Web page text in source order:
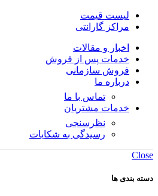
لیست قیمت
مراکز گارانتی
اخبار و مقالات
خدمات پس از فروش
فروش سازمانی
درباره ما
تماس با ما
خدمات مشتریان
نظرسنجی
رسیدگی به شکایات
Close
دسته بندی ها